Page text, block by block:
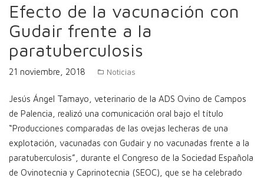
Efecto de la vacunación con
Gudair frente a la
paratuberculosis
21 noviembre, 2018 Noticias
Jesús Ángel Tamayo, veterinario de la ADS Ovino de Campos
de Palencia, realizó una comunicación oral bajo el título
“Producciones comparadas de las ovejas lecheras de una
explotación, vacunadas con Gudair y no vacunadas frente a la
paratuberculosis”, durante el Congreso de la Sociedad Española
de Ovinotecnia y Caprinotecnia (SEOC), que se ha celebrado